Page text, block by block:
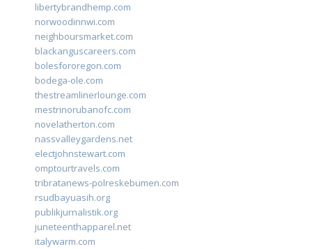
libertybrandhemp.com
norwoodinnwi.com
neighboursmarket.com
blackanguscareers.com
bolesfororegon.com
bodega-ole.com
thestreamlinerlounge.com
mestrinorubanofc.com
novelatherton.com
nassvalleygardens.net
electjohnstewart.com
omptourtravels.com
tribratanews-polreskebumen.com
rsudbayuasih.org
publikjurnalistik.org
juneteenthapparel.net
italywarm.com